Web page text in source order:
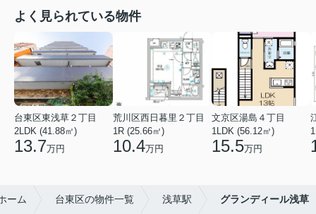
よく見られている物件
台東区東浅草２丁目
2LDK (41.88㎡)
13.7万円
荒川区西日暮里２丁目
1R (25.66㎡)
10.4万円
文京区湯島４丁目
1LDK (56.12㎡)
15.5万円
ーム 台東区の物件一覧 浅草駅 グランディール浅草